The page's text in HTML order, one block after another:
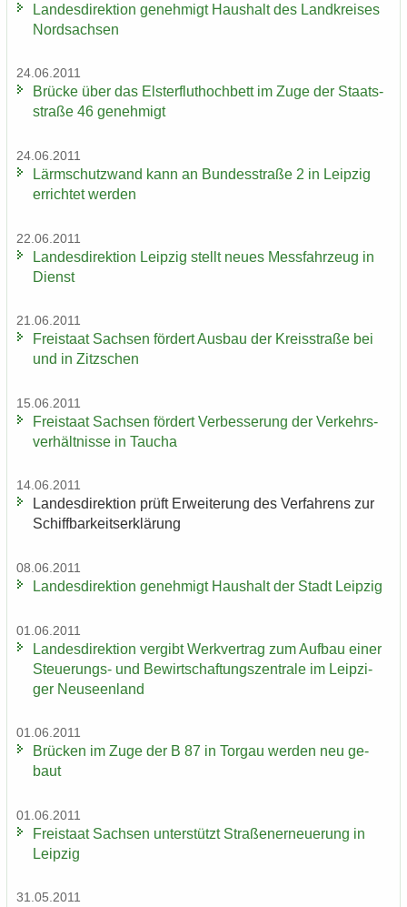
Lan­des­di­rek­ti­on ge­neh­migt Haus­halt des Land­krei­ses
Nord­sach­sen
24.06.2011
Brü­cke über das Els­ter­flut­hoch­bett im Zuge der Staats­
stra­ße 46 ge­neh­migt
24.06.2011
Lärm­schutz­wand kann an Bun­des­stra­ße 2 in Leip­zig
er­rich­tet wer­den
22.06.2011
Lan­des­di­rek­ti­on Leip­zig stellt neues Mess­fahr­zeug in
Dienst
21.06.2011
Frei­staat Sach­sen för­dert Aus­bau der Kreis­stra­ße bei
und in Zitz­schen
15.06.2011
Frei­staat Sach­sen för­dert Ver­bes­se­rung der Ver­kehrs­
ver­hält­nis­se in Tau­cha
14.06.2011
Lan­des­di­rek­ti­on prüft Er­wei­te­rung des Ver­fah­rens zur
Schiff­bar­keits­er­klä­rung
08.06.2011
Lan­des­di­rek­ti­on ge­neh­migt Haus­halt der Stadt Leip­zig
01.06.2011
Lan­des­di­rek­ti­on ver­gibt Werk­ver­trag zum Auf­bau einer
Steuerungs-​ und Be­wirt­schaf­tungs­zen­tra­le im Leip­zi­
ger Neu­seen­land
01.06.2011
Brü­cken im Zuge der B 87 in Tor­gau wer­den neu ge­
baut
01.06.2011
Frei­staat Sach­sen un­ter­stützt Stra­ßen­er­neue­rung in
Leip­zig
31.05.2011